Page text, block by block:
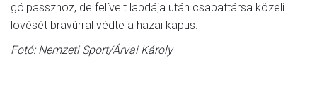
gólpasszhoz, de felívelt labdája után csapattársa közeli
lövését bravúrral védte a hazai kapus.
Fotó: Nemzeti Sport/Árvai Károly